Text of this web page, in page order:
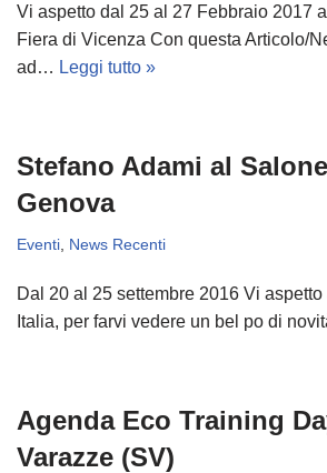
Vi aspetto dal 25 al 27 Febbraio 2017
Fiera di Vicenza Con questa Articolo/
ad… Leggi tutto »
Stefano Adami al
Genova
Eventi News Recenti
Dal 20 al 25 settembre 2016 Vi
Italia, per farvi vedere un bel po di
Agenda Eco Training
Varazze (SV)